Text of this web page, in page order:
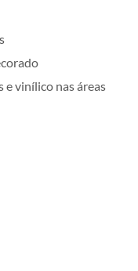
e vinílico nas áreas